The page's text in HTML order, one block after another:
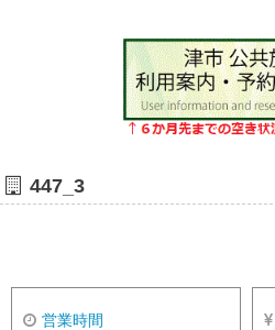
447_3
営業時間